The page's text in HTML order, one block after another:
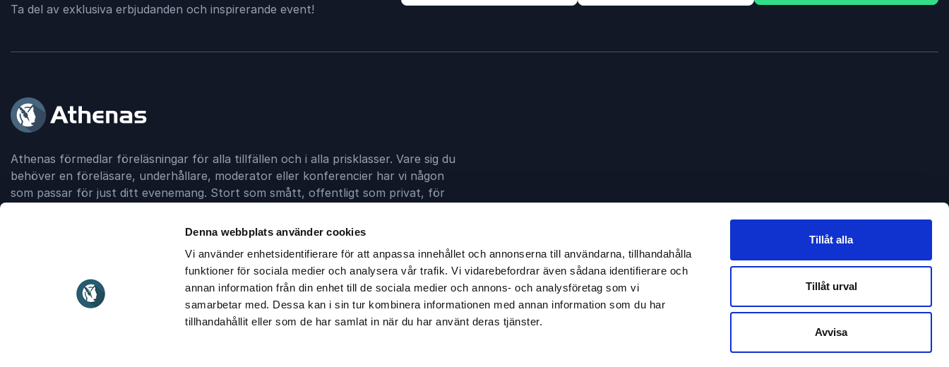
Denna webbplats använder cookies
Vi använder enhetsidentifierare för att anpassa innehållet och annonserna till användarna, tillhandahålla
funktioner för sociala medier och analysera vår trafik. Vi vidarebefordrar även sådana identifierare och
annan information från din enhet till de sociala medier och annons- och analysföretag som vi
samarbetar med. Dessa kan i sin tur kombinera informationen med annan information som du har
tillhandahållit eller som de har samlat in när du har använt deras tjänster.
Tillåt alla
Tillåt urval
Avvisa
Ta del av exklusiva erbjudanden och inspirerande event!
Athenas förmedlar föreläsningar för alla tillfällen och i alla prisklasser. Vare sig du
behöver en föreläsare, underhållare, moderator eller konferencier har vi någon
som passar för just ditt evenemang. Stort som smått, offentligt som privat, för
031 38 37 000